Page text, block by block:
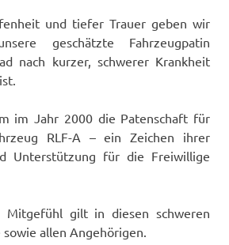
und tiefer Trauer geben wir
geschätzte Fahrzeugpatin
nach kurzer, schwerer Krankheit
im Jahr 2000 die Patenschaft für
RLF-A – ein Zeichen ihrer
Unterstützung für die Freiwillige
Mitgefühl gilt in diesen schweren
allen Angehörigen.